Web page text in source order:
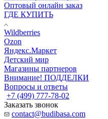
Оптовый онлайн заказ
ГДЕ КУПИТЬ
Wildberries
Ozon
Яндекс.Маркет
Детский мир
Магазины партнеров
Внимание! ПОДДЕЛКИ
Вопросы и ответы
+7 (499) 777-78-02
Заказать звонок
contact@budibasa.com